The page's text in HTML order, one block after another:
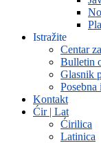
Istražite
Centar
Bulletin
Glasnik
Kontakt
Ćir | Lat
Ćirilica
Latinica